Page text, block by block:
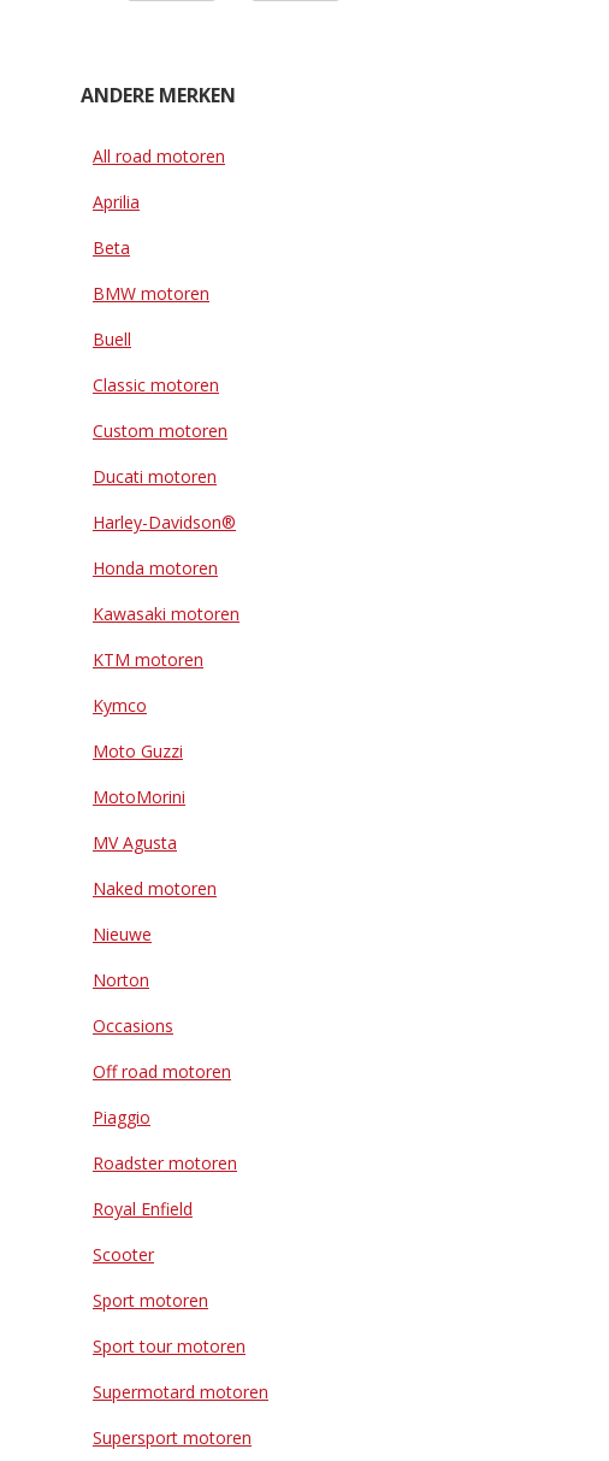
ANDERE MERKEN
All road motoren
Aprilia
Beta
BMW motoren
Buell
Classic motoren
Custom motoren
Ducati motoren
Harley-Davidson®
Honda motoren
Kawasaki motoren
KTM motoren
Kymco
Moto Guzzi
MotoMorini
MV Agusta
Naked motoren
Nieuwe
Norton
Occasions
Off road motoren
Piaggio
Roadster motoren
Royal Enfield
Scooter
Sport motoren
Sport tour motoren
Supermotard motoren
Supersport motoren